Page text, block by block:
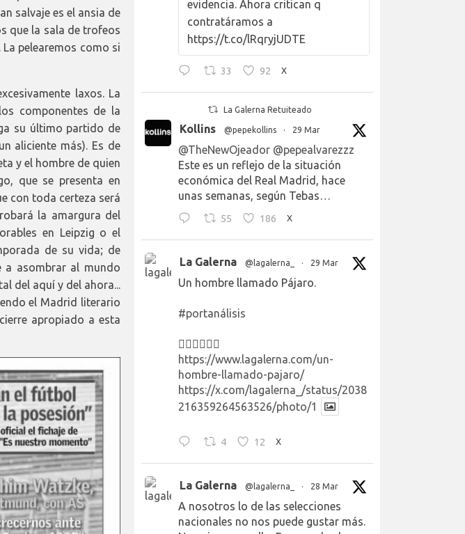
salvaje es el ansia de
que la sala de trofeos
pelearemos como si
laxos. La
componentes de la
su último partido de
aliciente más). Es de
y el hombre de quien
que se presenta en
con toda certeza será
la amargura del
en Leipzig o el
de su vida; de
a asombrar al mundo
del aquí y del ahora...
el Madrid literario
apropiado a esta
evidencia. Ahora critican q
contratáramos a
https://t.co/lRqryjUDTE
33 92 X
La Galerna Retuiteado
Kollins @pepekollins · 29 Mar
@TheNewOjeador @pepealvarezzz
Este es un reflejo de la situación
económica del Real Madrid, hace
unas semanas, según Tebas…
55 186 X
La Galerna @lagalerna_ · 29 Mar
Un hombre llamado Pájaro.
#portanálisis
👉🏻👉🏻👉🏻
https://www.lagalerna.com/un-
hombre-llamado-pajaro/
https://x.com/lagalerna_/status/2038
216359264563526/photo/1
4 12 X
La Galerna @lagalerna_ · 28 Mar
A nosotros lo de las selecciones
nacionales no nos puede gustar más.